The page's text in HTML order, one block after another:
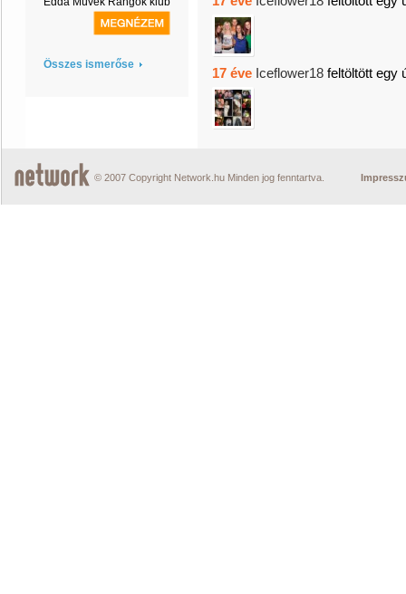
Összes ismerőse
17 éve Iceflower18 feltöltött egy
© 2007 Copyright Network.hu Minden jog fenntartva.